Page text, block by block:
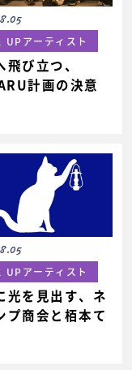
UPアーティスト
飛び立つ、
計画の決意
UPアーティスト
光を見出す、ネ
プ商会と栢本て